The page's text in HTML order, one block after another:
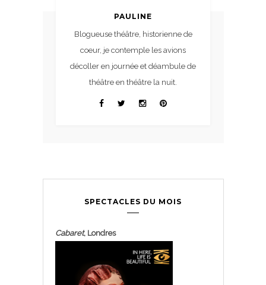
PAULINE
Blogueuse théâtre, historienne de
coeur, je contemple les avions
décoller en journée et déambule de
théâtre en théâtre la nuit.
SPECTACLES DU MOIS
Cabaret, Londres